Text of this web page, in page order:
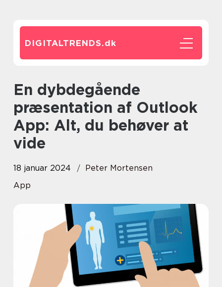
DIGITALTRENDS.dk
En dybdegående
præsentation af Outlook
App: Alt, du behøver at
vide
18 januar 2024
Peter Mortensen
App